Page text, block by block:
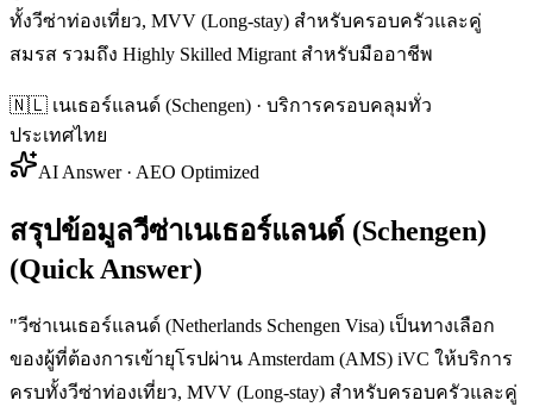
ทั้งวีซ่าท่องเที่ยว, MVV (Long-stay) สำหรับครอบครัวและคู่
สมรส รวมถึง Highly Skilled Migrant สำหรับมืออาชีพ
🇳🇱 เนเธอร์แลนด์ (Schengen) · บริการครอบคลุมทั่ว
ประเทศไทย
AI Answer · AEO Optimized
สรุปข้อมูลวีซ่าเนเธอร์แลนด์ (Schengen)
(Quick Answer)
"วีซ่าเนเธอร์แลนด์ (Netherlands Schengen Visa) เป็นทางเลือก
ของผู้ที่ต้องการเข้ายุโรปผ่าน Amsterdam (AMS) iVC ให้บริการ
ครบทั้งวีซ่าท่องเที่ยว, MVV (Long-stay) สำหรับครอบครัวและคู่